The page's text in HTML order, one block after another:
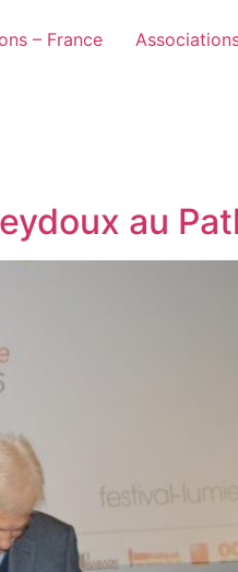
– France
au